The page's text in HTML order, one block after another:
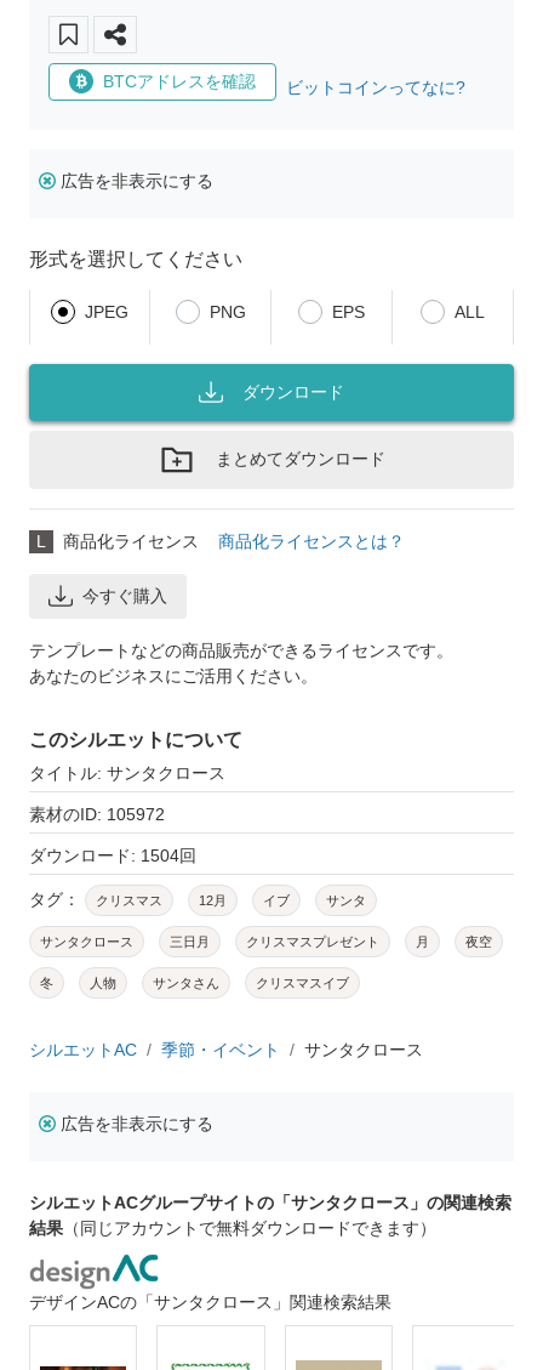
BTCアドレスを確認 ビットコインってなに?
広告を非表示にする
形式を選択してください
JPEG PNG EPS ALL
ダウンロード
まとめてダウンロード
L 商品化ライセンス 商品化ライセンスとは？
今すぐ購入
テンプレートなどの商品販売ができるライセンスです。
あなたのビジネスにご活用ください。
このシルエットについて
タイトル: サンタクロース
素材のID: 105972
ダウンロード: 1504回
タグ： クリスマス 12月 イブ サンタ
サンタクロース 三日月 クリスマスプレゼント 月 夜空
冬 人物 サンタさん クリスマスイブ
シルエットAC 季節・イベント サンタクロース
広告を非表示にする
シルエットACグループサイトの「サンタクロース」の関連検索
結果 （同じアカウントで無料ダウンロードできます）
デザインACの「サンタクロース」関連検索結果